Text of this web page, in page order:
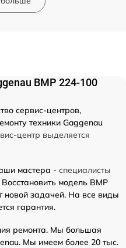
BMP 224-100
сервис-центров,
техники Gaggenau
центр выделяется
мастера - специалисты
Восстановить модель BMP
новой задачей. На все виды
гарантия.
ремонта. Мы большая
Мы имеем более 20 тыс.